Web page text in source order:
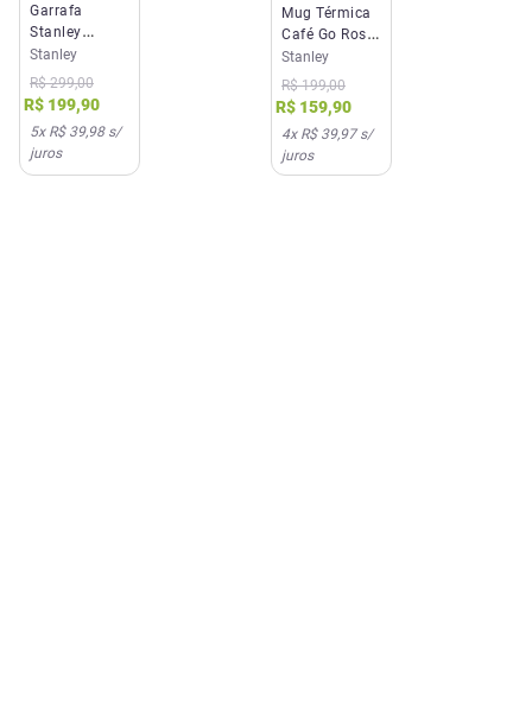
Garrafa
Stanley
Aerolight
Matte Black
710ml
Stanley
R$ 299,00
R$ 199,90
5x R$ 39,98s/
juros
Mug Térmica
Café Go Rose
Quartz
Stanley
236ml
Stanley
R$ 199,00
R$ 159,90
4x R$ 39,97s/
juros